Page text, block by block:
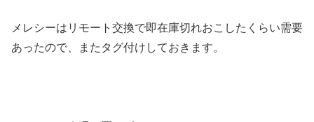
メレシーはリモート交換で即在庫切れおこしたくらい需要
あったので、またタグ付けしておきます。